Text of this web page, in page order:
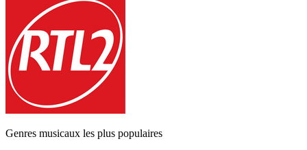
Genres musicaux les plus populaires